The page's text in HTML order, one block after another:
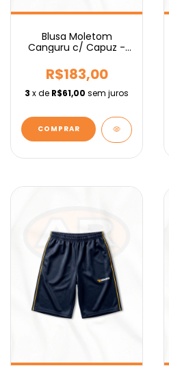
Blusa Moletom
Canguru c/ Capuz -
R$183,00
3 x de R$61,00 sem juros
COMPRAR